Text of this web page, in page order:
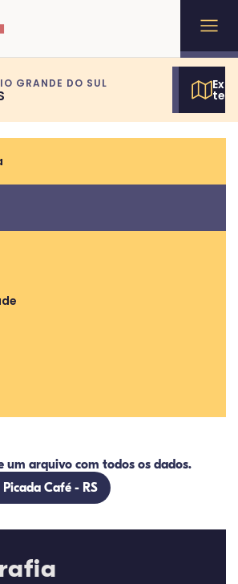
GRANDE DO SUL
um arquivo com todos os dados.
Café - RS